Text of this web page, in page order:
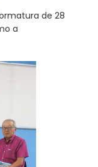
de 28
a